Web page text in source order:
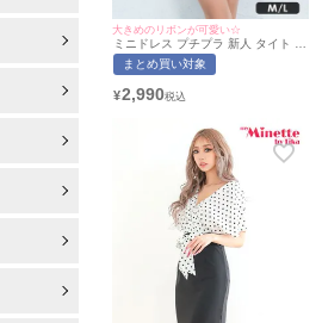
大きめのリボンが可愛い☆
ミニドレス プチプラ 新人 タイト ノ
ースリーブ 低身長 胸元隠し リボン
フリル ガーリー バイカラー ウエス
着用/M~Lサイズ対応） | myMinette/
まとめ買い対象
¥2,990